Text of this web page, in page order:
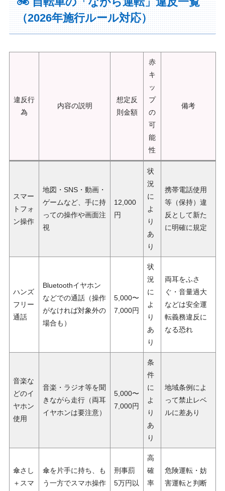
（2026年施行ルール対応）
違反行
為
内容の説明
想定反
則金額
赤
キ
ッ
プ
の
可
能
性
備考
スマー
トフォ
ン操作
地図・SNS・動画・
ゲームなど、手に持
っての操作や画面注
視
12,000
円
状
況
に
よ
り
あ
り
携帯電話使用
等（保持）違
反として新た
に明確に規定
ハンズ
フリー
通話
Bluetoothイヤホン
などでの通話（操作
がなければ対象外の
場合も）
5,000〜
7,000円
状
況
に
よ
り
あ
り
両耳をふさ
ぐ・音量過大
などは安全運
転義務違反に
なる恐れ
音楽な
どのイ
ヤホン
使用
音楽・ラジオ等を聞
きながら走行（両耳
イヤホンは要注意）
5,000〜
7,000円
条
件
に
よ
り
あ
り
地域条例によ
って禁止レベ
ルに差あり
傘さし
＋スマ
傘を片手に持ち、も
う一方でスマホ操作
刑事罰
5万円以
高
確
率
危険運転・妨
害運転と判断